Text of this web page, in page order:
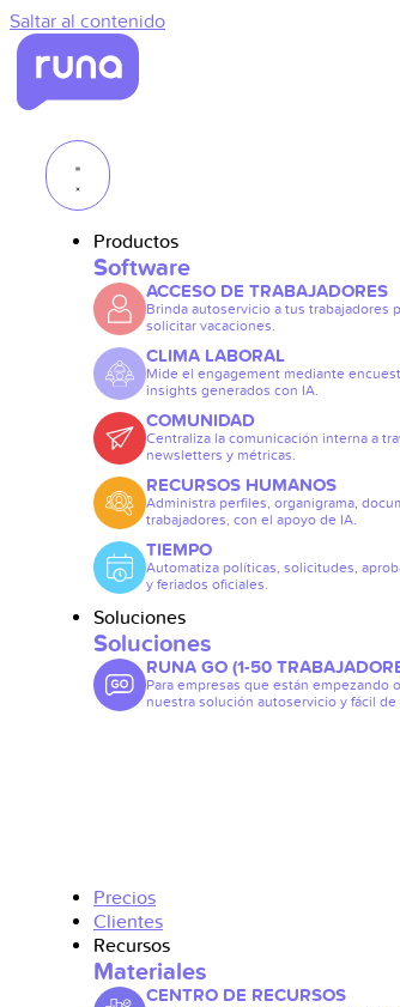
Saltar al contenido
Productos
Software
ACCESO DE TRABAJADORES
Brinda autoservicio a tus trabajadores
solicitar vacaciones.
CLIMA LABORAL
Mide el engagement mediante
insights generados con IA.
COMUNIDAD
Centraliza la comunicación interna a
newsletters y métricas.
RECURSOS HUMANOS
Administra perfiles, organigrama,
trabajadores, con el apoyo de IA.
TIEMPO
Automatiza políticas, solicitudes,
y feriados oficiales.
Soluciones
Soluciones
RUNA GO (1-50
Para empresas que están empezando
nuestra solución autoservicio y fácil de
Precios
Clientes
Recursos
Materiales
CENTRO DE RECURSOS